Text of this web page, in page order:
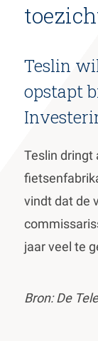
Teslin
opstapt
Teslin dringt
vindt dat de
jaar veel te
Bron: De